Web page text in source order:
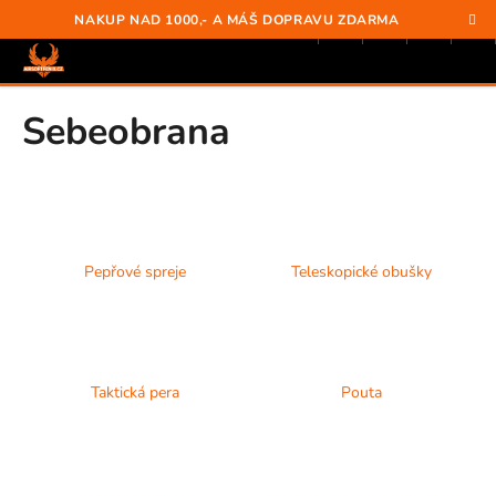
obsah
NAKUP NAD 1000,- A MÁŠ DOPRAVU ZDARMA
HledatPřihlášení
Sebeobrana
Pepřové spreje Teleskopické obušky
Taktická pera Pouta
o
í
C
O